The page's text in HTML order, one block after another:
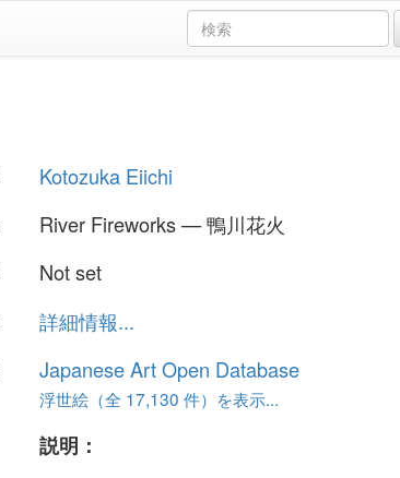
Kotozuka Eiichi
River Fireworks — 鴨川花火
Not set
詳細情報...
Japanese Art Open Database
浮世絵（全 17,130 件）を表示...
説明：